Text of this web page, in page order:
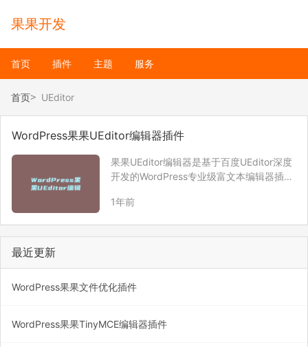
果果开发
首页 插件 主题 服务
首页 UEditor
WordPress果果UEditor编辑器插件
果果UEditor编辑器是基于百度UEditor深度
开发的WordPress专业级富文本编辑器插
编辑器，为内容创作者提供更强大、更高效
1年前
最近更新
WordPress果果文件优化插件
WordPress果果TinyMCE编辑器插件